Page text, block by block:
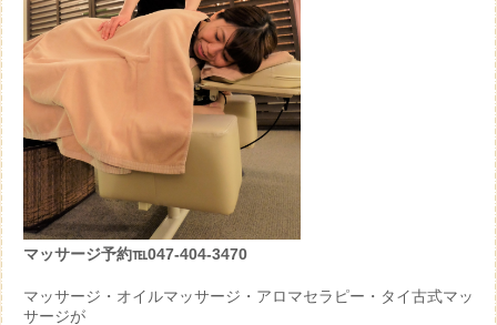
マッサージ予約℡047-404-3470
マッサージ・オイルマッサージ・アロマセラピー・タイ古式マッ
サージが